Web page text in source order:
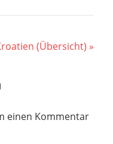
(Übersicht)
einen Kommentar